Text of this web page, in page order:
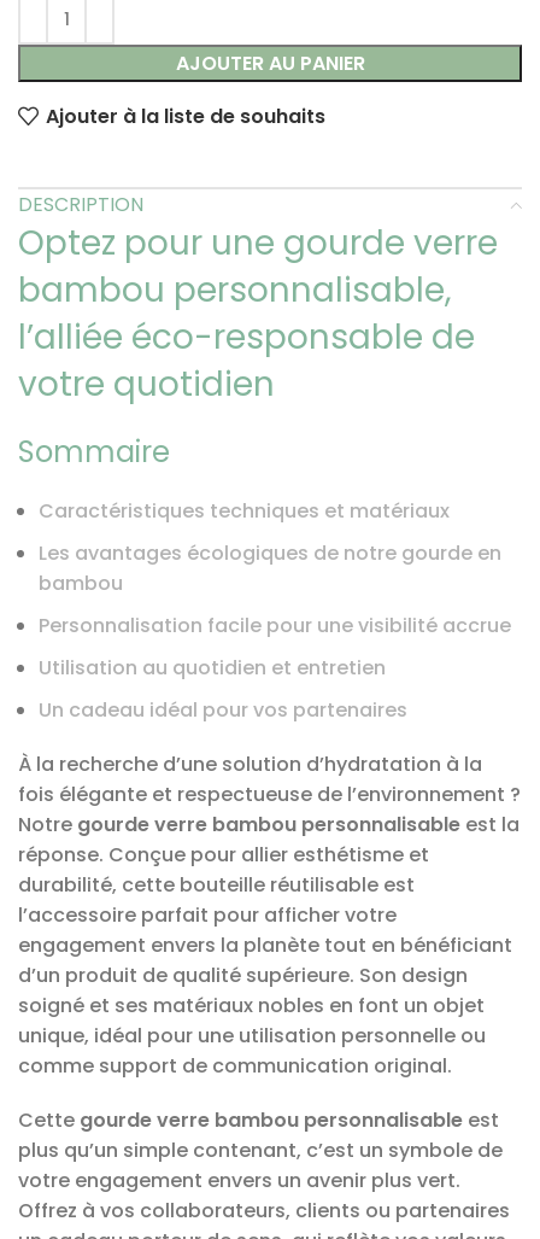
AJOUTER AU PANIER
Ajouter à la liste de souhaits
DESCRIPTION
Optez pour une gourde verre
bambou personnalisable,
l’alliée éco-responsable de
votre quotidien
Sommaire
Caractéristiques techniques et matériaux
Les avantages écologiques de notre gourde en
bambou
Personnalisation facile pour une visibilité accrue
Utilisation au quotidien et entretien
Un cadeau idéal pour vos partenaires
À la recherche d’une solution d’hydratation à la
fois élégante et respectueuse de l’environnement ?
Notre gourde verre bambou personnalisable est la
réponse. Conçue pour allier esthétisme et
durabilité, cette bouteille réutilisable est
l’accessoire parfait pour afficher votre
engagement envers la planète tout en bénéficiant
d’un produit de qualité supérieure. Son design
soigné et ses matériaux nobles en font un objet
unique, idéal pour une utilisation personnelle ou
comme support de communication original.
Cette gourde verre bambou personnalisable est
plus qu’un simple contenant, c’est un symbole de
votre engagement envers un avenir plus vert.
Offrez à vos collaborateurs, clients ou partenaires